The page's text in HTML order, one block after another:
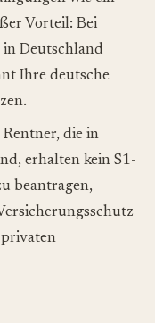
Vorteil: Bei
Deutschland
Ihre deutsche
Rentner, die in
erhalten kein S1-
beantragen,